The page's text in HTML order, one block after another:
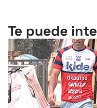
Te puede